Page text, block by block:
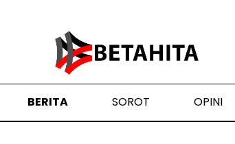
BERITA SOROT OPINI